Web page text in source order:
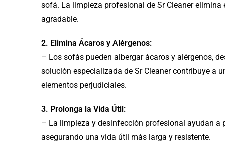
sofá. La limpieza profesional de Sr Cleaner
agradable.
2. Elimina Ácaros y Alérgenos:
– Los sofás pueden albergar ácaros y alérgenos,
solución especializada de Sr Cleaner contribuye a
elementos perjudiciales.
3. Prolonga la Vida Útil:
– La limpieza y desinfección profesional ayudan a
asegurando una vida útil más larga y resistente.